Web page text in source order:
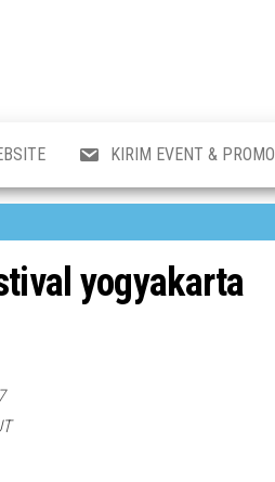
&
KIRIM EVENT & PROMO
yogyakarta